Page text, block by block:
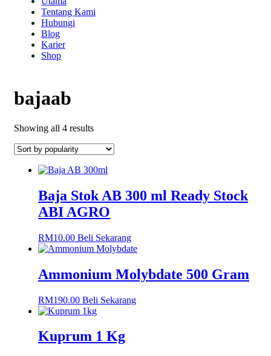
Tentang Kami
Hubungi
Blog
Karier
Shop
bajaab
Showing all 4 resultsSorted
popularity
Baja Stok AB 300 ml Ready Stock
ABI AGRO
RM10.00 Beli Sekarang
Ammonium Molybdate 500 Gram
RM190.00 Beli Sekarang
Kuprum 1 Kg